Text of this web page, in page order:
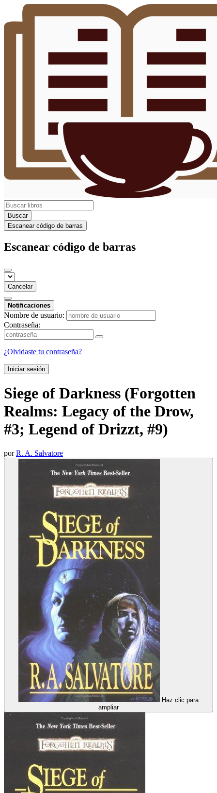
Buscar
Escanear código de barras
Escanear código de barras
Cancelar
Notificaciones
Nombre de usuario:
Contraseña:
¿Olvidaste tu contraseña?
Iniciar sesión
Siege of Darkness (Forgotten
Realms: Legacy of the Drow,
#3; Legend of Drizzt, #9)
porR. A. Salvatore
Haz clic para
ampliar